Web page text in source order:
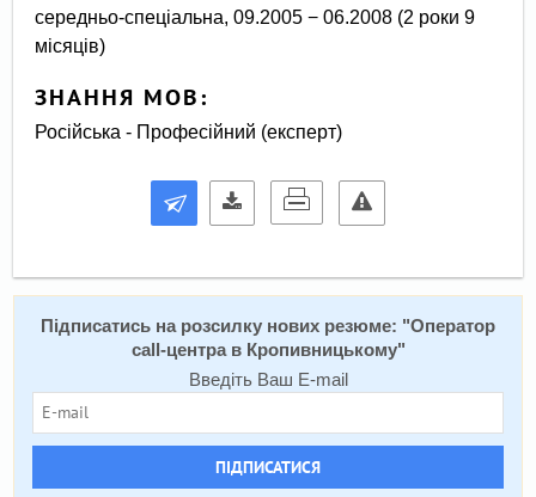
середньо-спеціальна, 09.2005 − 06.2008 (2 роки 9
місяців)
ЗНАННЯ МОВ:
Російська - Професійний (експерт)
Підписатись на розсилку нових резюме: "Оператор
call-центра в Кропивницькому"
Введіть Ваш E-mail
ПІДПИСАТИСЯ